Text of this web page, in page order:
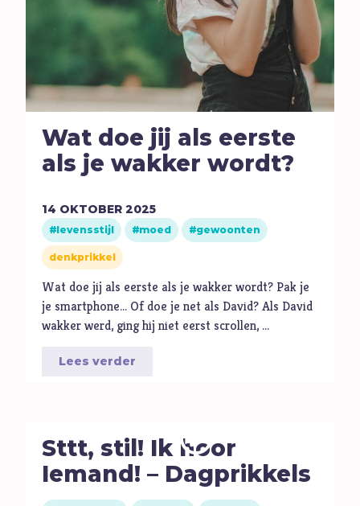
Wat doe jij als eerste
als je wakker wordt?
14 OKTOBER 2025
levensstijl moed gewoonten
denkprikkel
Wat doe jij als eerste als je wakker wordt? Pak je
je smartphone… Of doe je net als David? Als David
wakker werd, ging hij niet eerst scrollen, …
Lees verder
Sttt, stil! Ik hoor
Iemand! – Dagprikkels